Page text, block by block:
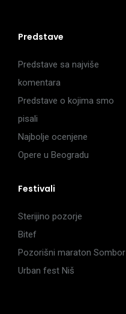
Predstave
Predstave sa najviše
komentara
Predstave o kojima smo
pisali
Najbolje ocenjene
Opere u Beogradu
Festivali
Sterijino pozorje
Bitef
Pozorišni maraton Sombor
Urban fest Niš